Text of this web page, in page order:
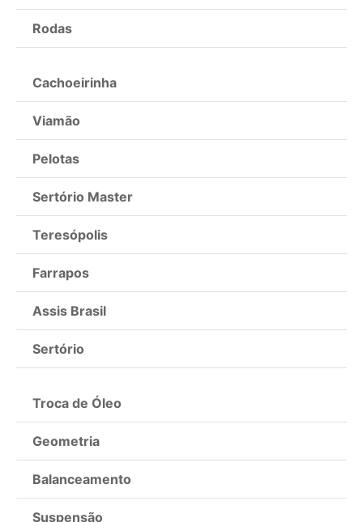
Rodas
Cachoeirinha
Viamão
Pelotas
Sertório Master
Teresópolis
Farrapos
Assis Brasil
Sertório
Troca de Óleo
Geometria
Balanceamento
Suspensão